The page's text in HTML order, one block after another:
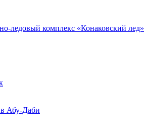
ледовый комплекс «Конаковский лед»
в Абу-Даби